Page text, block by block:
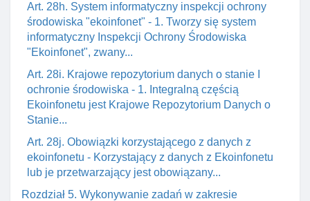
Art. 28h. System informatyczny inspekcji ochrony
środowiska "ekoinfonet" - 1. Tworzy się system
informatyczny Inspekcji Ochrony Środowiska
"Ekoinfonet", zwany...
Art. 28i. Krajowe repozytorium danych o stanie I
ochronie środowiska - 1. Integralną częścią
Ekoinfonetu jest Krajowe Repozytorium Danych o
Stanie...
Art. 28j. Obowiązki korzystającego z danych z
ekoinfonetu - Korzystający z danych z Ekoinfonetu
lub je przetwarzający jest obowiązany...
Rozdział 5. Wykonywanie zadań w zakresie